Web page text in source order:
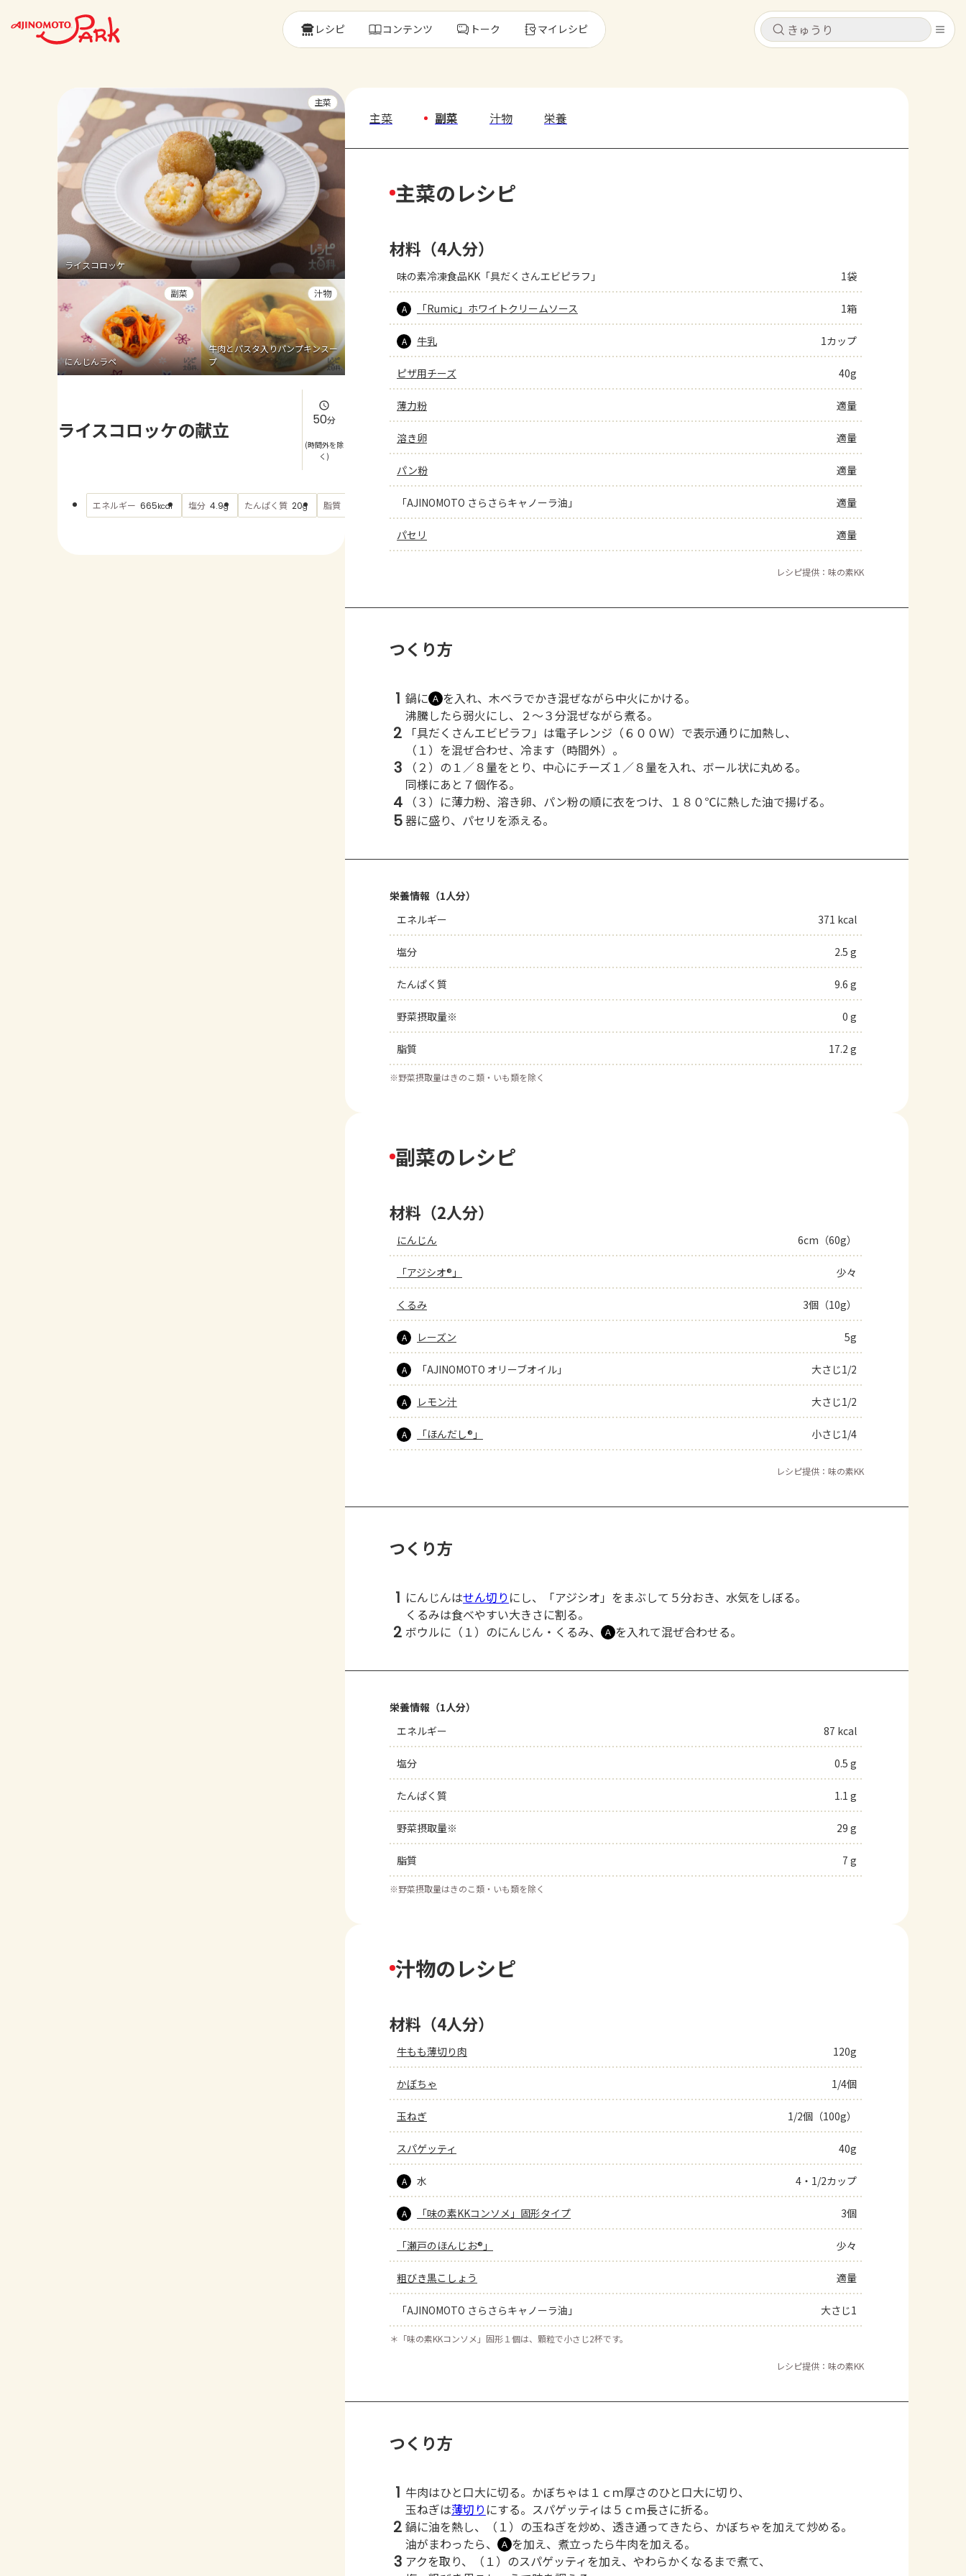
キャンセル
よくあるお問い合わせ
お買い物
キャンセル
レシピ コンテンツ トーク マイレシピ
ライスコロッケ
主菜
にんじんラペ
副菜
牛肉とパスタ入りパンプキンスー
プ
汁物
ライスコロッケの献立 50分
(時間外を除
く)
エネルギー 665kcal 塩分 4.9g たんぱく質 20g 脂質 もっと見る
主菜 副菜 汁物 栄養
主菜のレシピ
材料（4人分）
味の素冷凍食品KK「具だくさんエビピラフ」 1袋
A 「Rumic」ホワイトクリームソース 1箱
A 牛乳 1カップ
ピザ用チーズ 40g
薄力粉 適量
溶き卵 適量
パン粉 適量
「AJINOMOTO さらさらキャノーラ油」 適量
パセリ 適量
レシピ提供：味の素KK
つくり方
1 鍋に Ａ を入れ、木ベラでかき混ぜながら中火にかける。
沸騰したら弱火にし、２～３分混ぜながら煮る。
2
「具だくさんエビピラフ」は電子レンジ（６００Ｗ）で表示通りに加熱し、
（１）を混ぜ合わせ、冷ます（時間外）。
3
（２）の１／８量をとり、中心にチーズ１／８量を入れ、ボール状に丸める。
同様にあと７個作る。
4 （３）に薄力粉、溶き卵、パン粉の順に衣をつけ、１８０℃に熱した油で揚げる。
5器に盛り、パセリを添える。
栄養情報（1人分）
エネルギー
371 kcal
塩分 2.5 g
たんぱく質 9.6 g
野菜摂取量※ 0 g
脂質 17.2 g
※野菜摂取量はきのこ類・いも類を除く
副菜のレシピ
材料（2人分）
にんじん 6cm（60g）
「アジシオ®」 少々
くるみ 3個（10g）
A レーズン 5g
A 「AJINOMOTO オリーブオイル」 大さじ1/2
A レモン汁 大さじ1/2
A 「ほんだし®」 小さじ1/4
レシピ提供：味の素KK
つくり方
1 にんじんはせん切り にし、「アジシオ」をまぶして５分おき、水気をしぼる。
くるみは食べやすい大きさに割る。
2 ボウルに（１）のにんじん・くるみ、 Ａ を入れて混ぜ合わせる。
栄養情報（1人分）
エネルギー
87 kcal
塩分 0.5 g
たんぱく質 1.1 g
野菜摂取量※ 29 g
脂質 7 g
※野菜摂取量はきのこ類・いも類を除く
汁物のレシピ
材料（4人分）
牛もも薄切り肉 120g
かぼちゃ 1/4個
玉ねぎ 1/2個（100g）
スパゲッティ 40g
A 水 4・1/2カップ
A 「味の素KKコンソメ」固形タイプ 3個
「瀬戸のほんじお®」 少々
粗びき黒こしょう 適量
「AJINOMOTO さらさらキャノーラ油」 大さじ1
＊ 「味の素KKコンソメ」固形１個は、顆粒で小さじ2杯です。
レシピ提供：味の素KK
つくり方
1 牛肉はひと口大に切る。かぼちゃは１ｃｍ厚さのひと口大に切り、
玉ねぎは薄切り にする。スパゲッティは５ｃｍ長さに折る。
2 鍋に油を熱し、（１）の玉ねぎを炒め、透き通ってきたら、かぼちゃを加えて炒める。
油がまわったら、
Ａ を加え、煮立ったら牛肉を加える。
3 アクを取り、（１）のスパゲッティを加え、やわらかくなるまで煮て、